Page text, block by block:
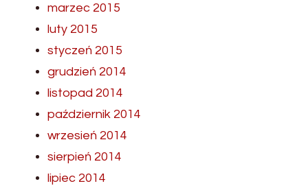
marzec 2015
luty 2015
styczeń 2015
grudzień 2014
listopad 2014
październik 2014
wrzesień 2014
sierpień 2014
lipiec 2014